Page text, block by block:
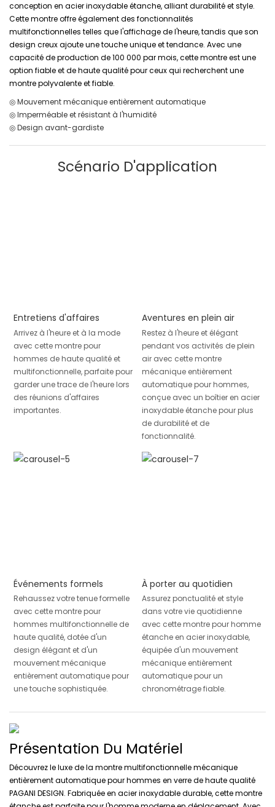
conception en acier inoxydable étanche, alliant durabilité et style.
Cette montre offre également des fonctionnalités
multifonctionnelles telles que l'affichage de l'heure, tandis que son
design creux ajoute une touche unique et tendance. Avec une
capacité de production de 100 000 par mois, cette montre est une
option fiable et de haute qualité pour ceux qui recherchent une
montre polyvalente et fiable.
◎ Mouvement mécanique entièrement automatique
◎ Imperméable et résistant à l'humidité
◎ Design avant-gardiste
Scénario D'application
Entretiens d'affaires
Arrivez à l'heure et à la mode
avec cette montre pour
hommes de haute qualité et
multifonctionnelle, parfaite pour
garder une trace de l'heure lors
des réunions d'affaires
importantes.
Aventures en plein air
Restez à l'heure et élégant
pendant vos activités de plein
air avec cette montre
mécanique entièrement
automatique pour hommes,
conçue avec un boîtier en acier
inoxydable étanche pour plus
de durabilité et de
fonctionnalité.
Événements formels
Rehaussez votre tenue formelle
avec cette montre pour
hommes multifonctionnelle de
haute qualité, dotée d'un
design élégant et d'un
mouvement mécanique
entièrement automatique pour
une touche sophistiquée.
À porter au quotidien
Assurez ponctualité et style
dans votre vie quotidienne
avec cette montre pour homme
étanche en acier inoxydable,
équipée d'un mouvement
mécanique entièrement
automatique pour un
chronométrage fiable.
Présentation Du Matériel
Découvrez le luxe de la montre multifonctionnelle mécanique
entièrement automatique pour hommes en verre de haute qualité
PAGANI DESIGN. Fabriquée en acier inoxydable durable, cette montre